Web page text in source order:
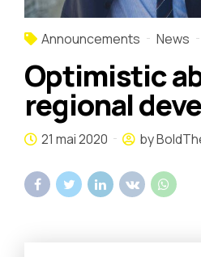
Announcements News
Optimistic
regional
21 mai 2020 by